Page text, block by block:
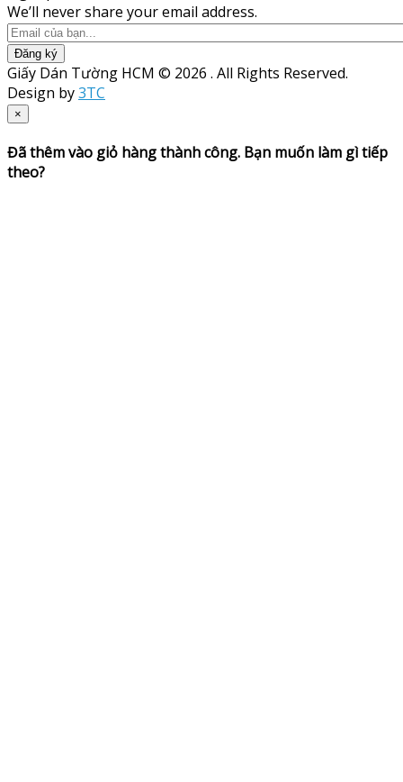
We’ll never share your email address.
Đăng ký
Giấy Dán Tường HCM © 2026 . All Rights Reserved.
Design by3TC
×
Đã thêm vào giỏ hàng thành công. Bạn muốn làm gì tiếp
theo?